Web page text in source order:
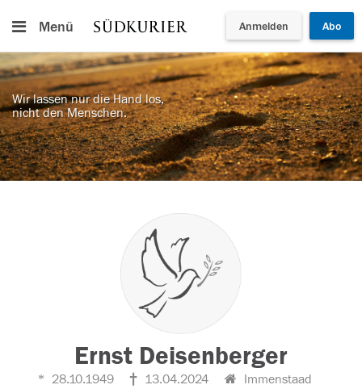
Menü Anmelden Abo
Wir lassen nur die Hand los,
nicht den Menschen.
Ernst Deisenberger
28.10.1949 13.04.2024 Immenstaad